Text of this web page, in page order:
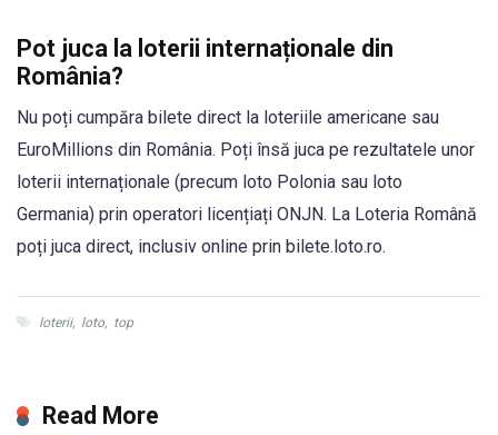
Pot juca la loterii internaționale din
România?
Nu poți cumpăra bilete direct la loteriile americane sau
EuroMillions din România. Poți însă juca pe rezultatele unor
loterii internaționale (precum loto Polonia sau loto
Germania) prin operatori licențiați ONJN. La Loteria Română
poți juca direct, inclusiv online prin bilete.loto.ro.
loterii, loto, top
Read More